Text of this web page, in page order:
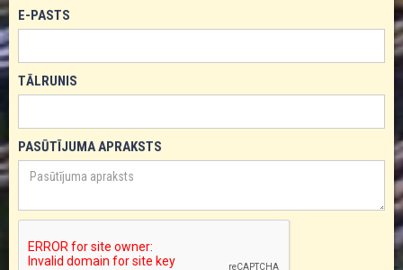
E-PASTS
TĀLRUNIS
PASŪTĪJUMA APRAKSTS